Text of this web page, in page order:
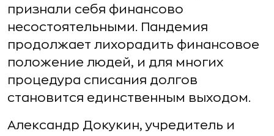
признали себя финансово
несостоятельными. Пандемия
продолжает лихорадить финансовое
положение людей, и для многих
процедура списания долгов
становится единственным выходом.
Александр Докукин, учредитель и